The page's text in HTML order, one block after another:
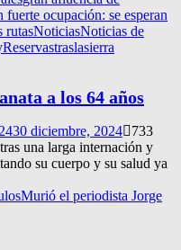
ocupación: se esperan
rutasNoticiasNoticias de
Reservastraslasierra
a los 64 años
30 diciembre, 2024
733
una larga internación y
su cuerpo y su salud ya
Murió el periodista Jorge